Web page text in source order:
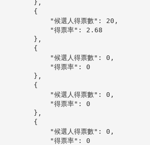
        },
        {
            "候選人得票數": 20,
            "得票率": 2.68
        },
        {
            "候選人得票數": 0,
            "得票率": 0
        },
        {
            "候選人得票數": 0,
            "得票率": 0
        },
        {
            "候選人得票數": 0,
            "得票率": 0